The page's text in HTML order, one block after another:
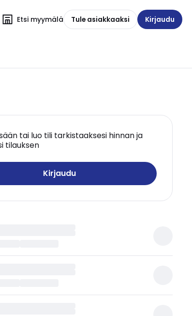
Etsi myymälä Tule asiakkaaksi Kirjaudu
tai luo tili tarkistaaksesi hinnan ja
tilauksen
Kirjaudu